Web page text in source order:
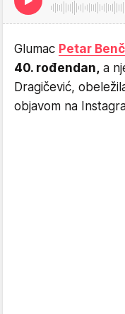
Glumac Petar
40. rođendan, a
Dragičević,
objavom na